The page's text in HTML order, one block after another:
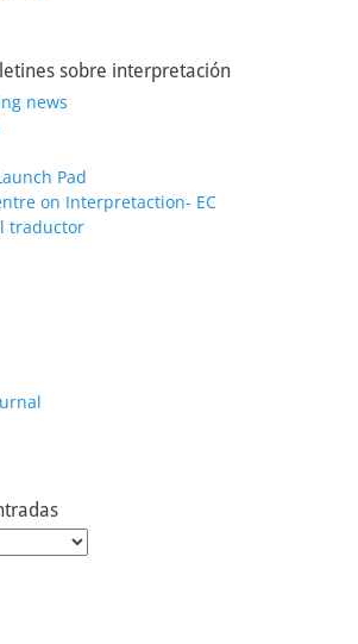
sobre interpretación
news
Pad
on Interpretaction- EC
traductor